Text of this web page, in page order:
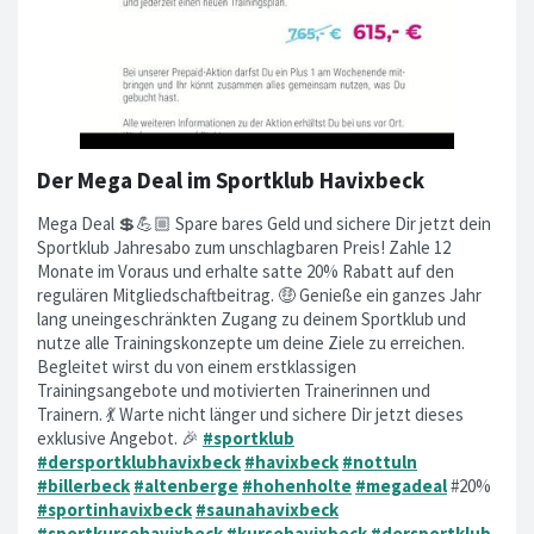
Der Mega Deal im Sportklub Havixbeck
Mega Deal 💲💪🏼 Spare bares Geld und sichere Dir jetzt dein
Sportklub Jahresabo zum unschlagbaren Preis! Zahle 12
Monate im Voraus und erhalte satte 20% Rabatt auf den
regulären Mitgliedschaftbeitrag. 🤑 Genieße ein ganzes Jahr
lang uneingeschränkten Zugang zu deinem Sportklub und
nutze alle Trainingskonzepte um deine Ziele zu erreichen.
Begleitet wirst du von einem erstklassigen
Trainingsangebote und motivierten Trainerinnen und
Trainern. 💃 Warte nicht länger und sichere Dir jetzt dieses
exklusive Angebot. 🎉 #sportklub
#dersportklubhavixbeck #havixbeck #nottuln
#billerbeck #altenberge #hohenholte #megadeal#20%
#sportinhavixbeck #saunahavixbeck